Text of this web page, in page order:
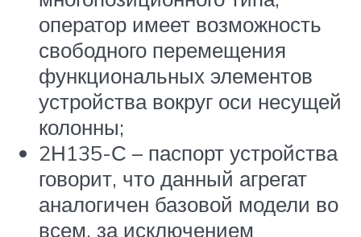
оператор имеет возможность
свободного перемещения
функциональных элементов
устройства вокруг оси несущей
колонны;
2Н135-С – паспорт устройства
говорит, что данный агрегат
аналогичен базовой модели во
всем, за исключением